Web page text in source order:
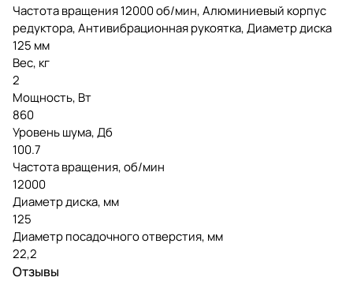
Частота вращения 12000 об/мин, Алюминиевый корпус
редуктора, Антивибрационная рукоятка, Диаметр диска
125 мм
Вес, кг
2
Мощность, Вт
860
Уровень шума, Дб
100.7
Частота вращения, об/мин
12000
Диаметр диска, мм
125
Диаметр посадочного отверстия, мм
22,2
Отзывы